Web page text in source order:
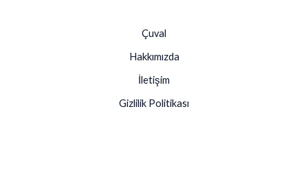
Çuval
Hakkımızda
İletişim
Gizlilik Politikası